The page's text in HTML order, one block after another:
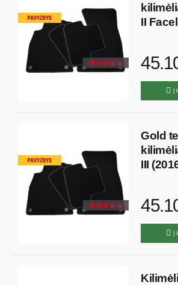
II
Į
Gold
III
Į